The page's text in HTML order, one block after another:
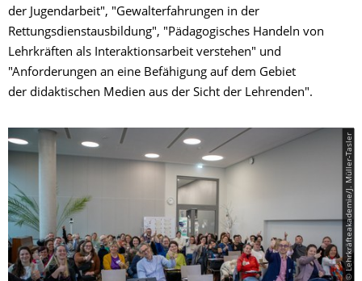
der Jugendarbeit", "Gewalterfahrungen in der
Rettungsdienstausbildung", "Pädagogisches Handeln von
Lehrkräften als Interaktionsarbeit verstehen" und
"Anforderungen an eine Befähigung auf dem Gebiet
der didaktischen Medien aus der Sicht der Lehrenden".
© Lehrkräfteakademie/J. Müller-Tasler